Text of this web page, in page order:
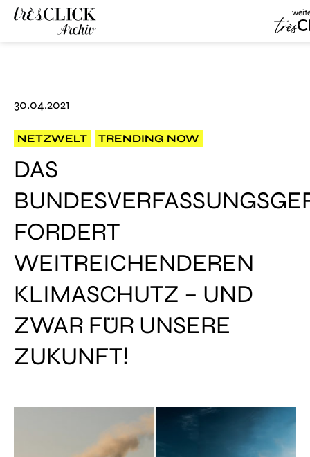
30.04.2021
NETZWELT TRENDING NOW
DAS
FORDERT
WEITREICHENDEREN
KLIMASCHUTZ – UND
ZWAR FÜR UNSERE
ZUKUNFT!